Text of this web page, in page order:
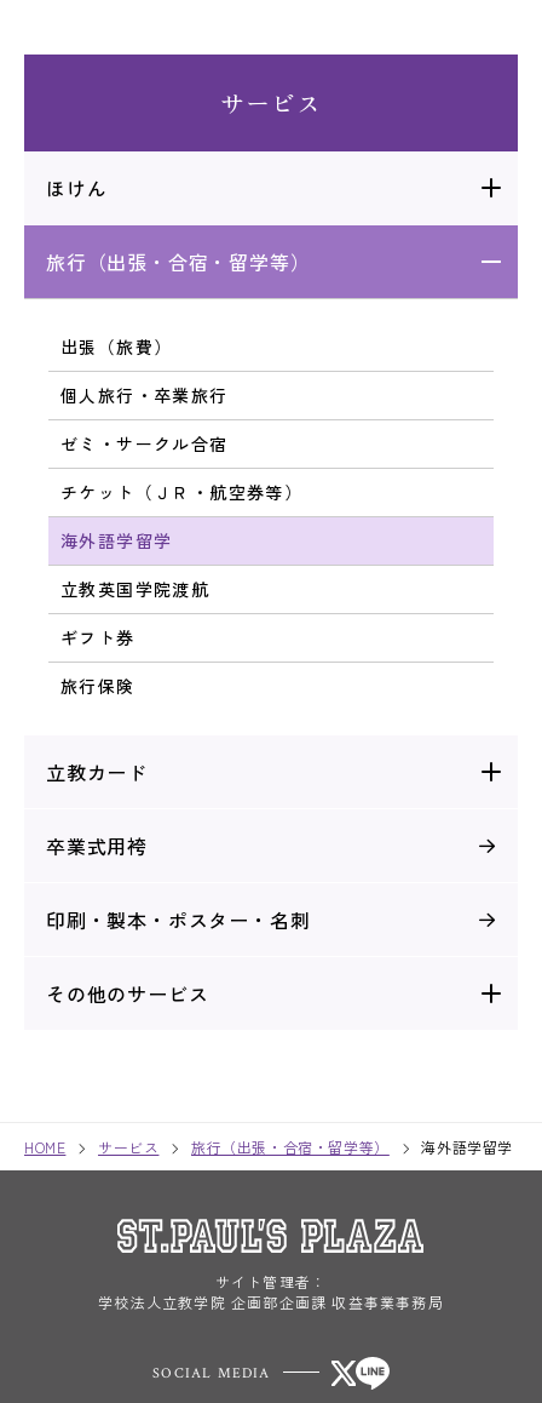
サービス
ほけん
旅行（出張・合宿・留学等）
出張（旅費）
個人旅行・卒業旅行
ゼミ・サークル合宿
チケット（ＪＲ・航空券等）
海外語学留学
立教英国学院渡航
ギフト券
旅行保険
立教カード
卒業式用袴
印刷・製本・ ポスター・名刺
その他のサービス
HOME サービス 旅行（出張・合宿・留学等） 海外語学留学
サイト管理者：
学校法人立教学院 企画部企画課 収益事業事務局
SOCIAL MEDIA